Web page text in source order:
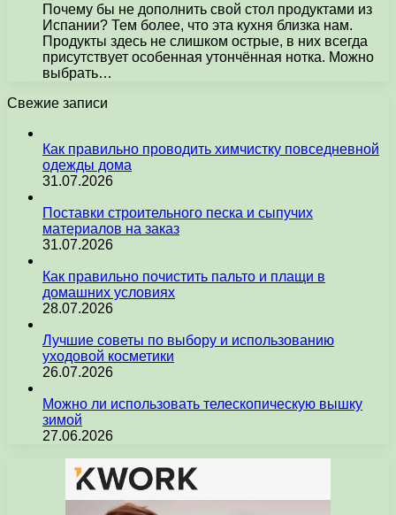
Почему бы не дополнить свой стол продуктами из
Испании? Тем более, что эта кухня близка нам.
Продукты здесь не слишком острые, в них всегда
присутствует особенная утончённая нотка. Можно
выбрать…
Свежие записи
Как правильно проводить химчистку повседневной
одежды дома
31.07.2026
Поставки строительного песка и сыпучих
материалов на заказ
31.07.2026
Как правильно почистить пальто и плащи в
домашних условиях
28.07.2026
Лучшие советы по выбору и использованию
уходовой косметики
26.07.2026
Можно ли использовать телескопическую вышку
зимой
27.06.2026